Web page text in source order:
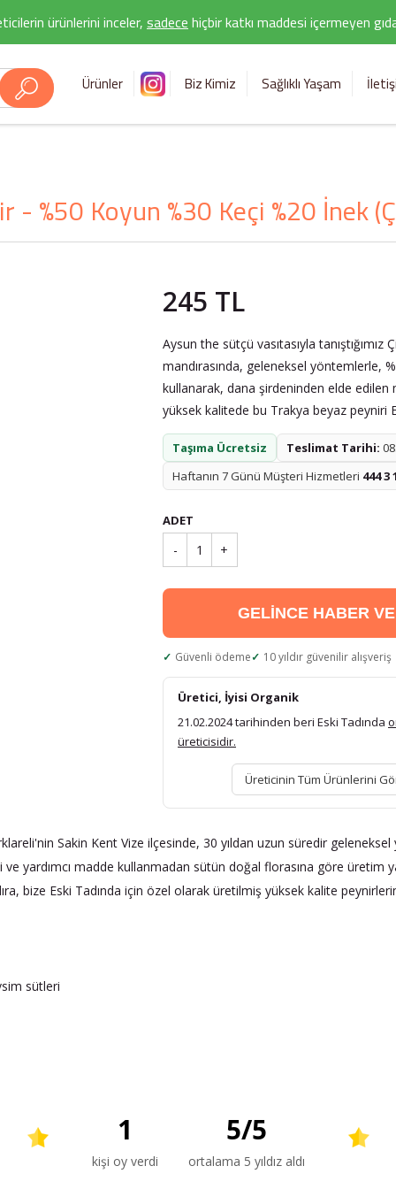
ürünlerini inceler,sadecehiçbir katkı maddesi içermeyen
Ürünler Biz Kimiz Sağlıklı Yaşam
- %50 Koyun %30 Keçi %20 İnek
245 TL
Aysun the sütçü vasıtasıyla
mandırasında, geleneksel yöntemlerle,
kullanarak, dana şirdeninden elde edilen
yüksek kalitede bu Trakya beyaz peyniri
Taşıma Ücretsiz Teslimat Tarihi:
Haftanın 7 Günü Müşteri Hizmetleri 444 3
ADET
- 1 +
GELİNCE HABER
Güvenli ödeme 10 yıldır güvenilir alışveriş
Üretici, İyisi Organik
21.02.2024 tarihinden beri Eski Tadında
üreticisidir.
Üreticinin Tüm Ürünlerini
Sakin Kent Vize ilçesinde, 30 yıldan uzun süredir
ve yardımcı madde kullanmadan sütün doğal florasına göre
bize Eski Tadında için özel olarak üretilmiş yüksek kalite
sütleri
1
kişi oy verdi
5/5
ortalama 5 yıldız aldı